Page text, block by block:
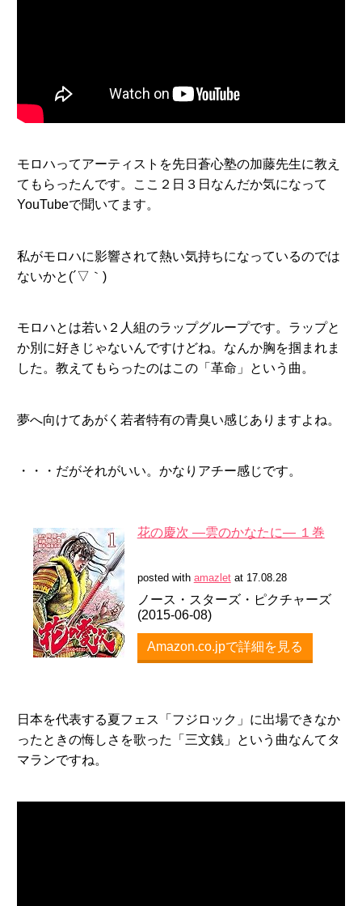
モロハってアーティストを先日蒼心塾の加藤先生に教え
てもらったんです。ここ２日３日なんだか気になって
YouTubeで聞いてます。
私がモロハに影響されて熱い気持ちになっているのでは
ないかと(´▽｀)
モロハとは若い２人組のラップグループです。ラップと
か別に好きじゃないんですけどね。なんか胸を掴まれま
した。教えてもらったのはこの「革命」という曲。
夢へ向けてあがく若者特有の青臭い感じありますよね。
・・・だがそれがいい。かなりアチー感じです。
花の慶次 ―雲のかなたに― １巻
posted with amazletat 17.08.28
ノース・スターズ・ピクチャーズ
(2015-06-08)
Amazon.co.jpで詳細を見る
日本を代表する夏フェス「フジロック」に出場できなか
ったときの悔しさを歌った「三文銭」という曲なんてタ
マランですね。